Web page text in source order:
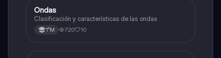
Física
Ondas
Clasificación y características de las ondas
1°M 720 10